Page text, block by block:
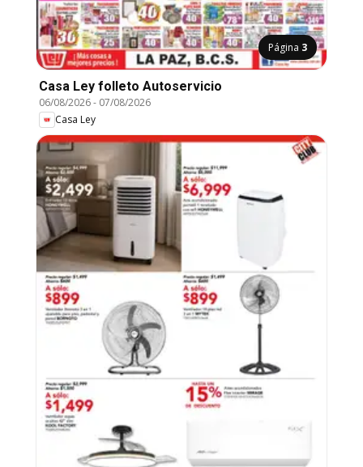
Página 3
Casa Ley folleto Autoservicio
06/08/2026- 07/08/2026
Casa Ley